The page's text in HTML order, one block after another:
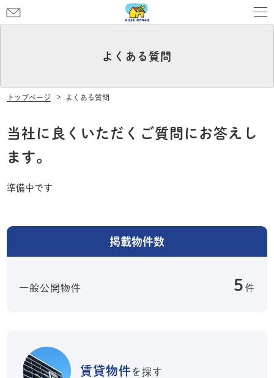
問
よくある質問
トップページ よくある質問
当社に良くいただくご質問にお答えし
ます。
準備中です
掲載物件数
一般公開物件 5 件
賃貸物件 を探す